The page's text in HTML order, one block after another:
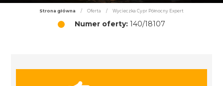
Strona główna / Oferta / Wycieczka Cypr Północny Expert
Numer oferty: 140/18107